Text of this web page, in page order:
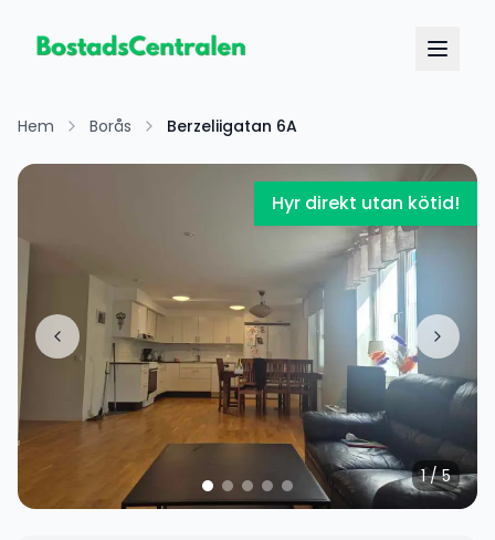
Hem Borås Berzeliigatan 6A
Hyr direkt utan kötid!
1/5